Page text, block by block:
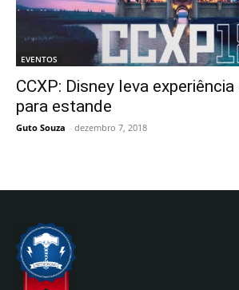
EVENTOS
CCXP: Disney leva
para estande
Guto Souza - dezembro 7, 2018